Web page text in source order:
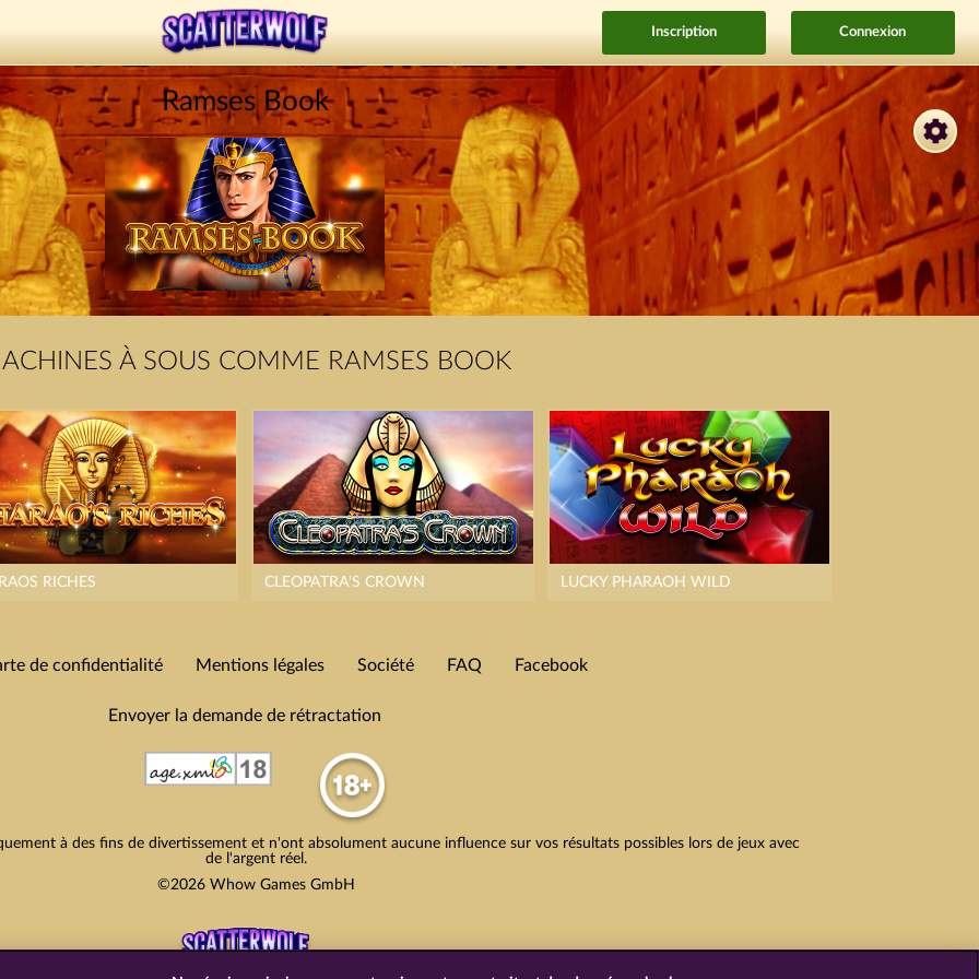
Inscription Connexion
Ramses Book
À SOUS COMME RAMSES BOOK
RICHES CLEOPATRA'S CROWN LUCKY PHARAOH WILD
de confidentialité Mentions légales Société FAQ Facebook
Envoyer la demande de rétractation
à des fins de divertissement et n'ont absolument aucune influence sur vos résultats possibles lors de jeux avec
de l'argent réel.
©2026 Whow Games GmbH